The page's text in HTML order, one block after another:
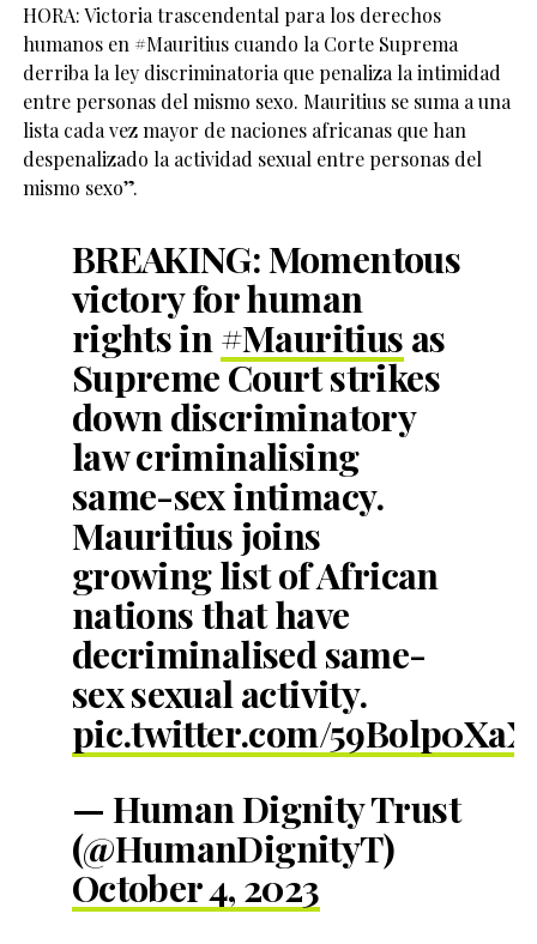
HORA: Victoria trascendental para los derechos
humanos en #Mauritius cuando la Corte Suprema
derriba la ley discriminatoria que penaliza la intimidad
entre personas del mismo sexo. Mauritius se suma a una
lista cada vez mayor de naciones africanas que han
despenalizado la actividad sexual entre personas del
mismo sexo”.
BREAKING: Momentous
victory for human
rights in #Mauritiusas
Supreme Court strikes
down discriminatory
law criminalising
same-sex intimacy.
Mauritius joins
growing list of African
nations that have
decriminalised same-
sex sexual activity.
pic.twitter.com/59Bolp0XaX
— Human Dignity Trust
(@HumanDignityT)
October 4, 2023